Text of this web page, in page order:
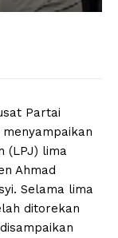
Partai
menyampaikan
(LPJ) lima
Ahmad
Selama lima
ditorekan